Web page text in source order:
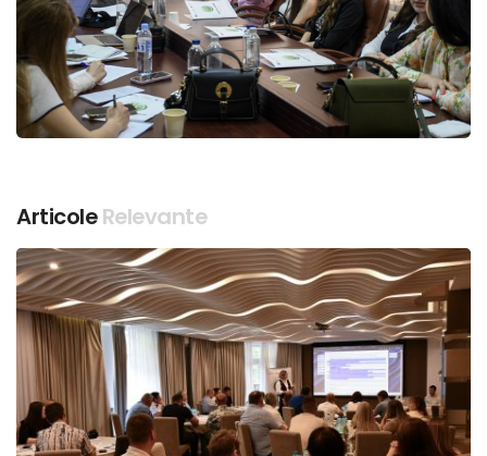
ArticoleRelevante